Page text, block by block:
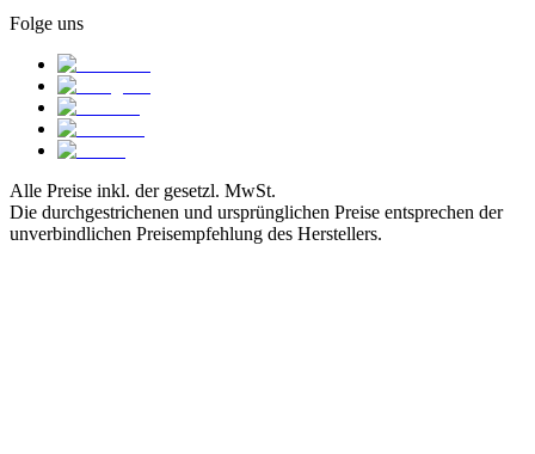
Folge uns
Alle Preise inkl. der gesetzl. MwSt.
Die durchgestrichenen und ursprünglichen Preise entsprechen der
unverbindlichen Preisempfehlung des Herstellers.